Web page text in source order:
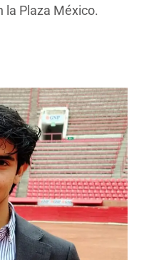
la Plaza México.